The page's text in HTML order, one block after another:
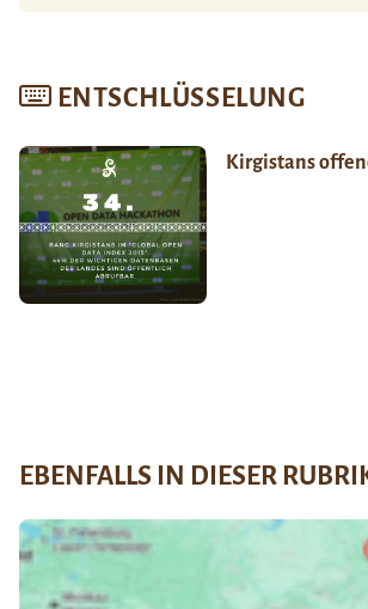
ENTSCHLÜSSELUNG
Kirgistans
EBENFALLS IN DIESER